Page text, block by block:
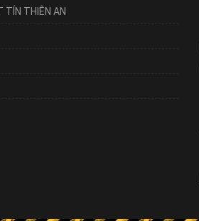
TÍN THIÊN AN